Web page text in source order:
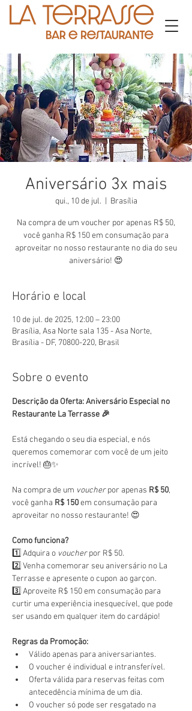
Aniversário 3x mais
qui., 10 de jul. Brasília
Na compra de um voucher por apenas R$ 50,
você ganha R$ 150 em consumação para
aproveitar no nosso restaurante no dia do seu
aniversário! 😍
Horário e local
10 de jul. de 2025, 12:00 – 23:00
Brasília, Asa Norte sala 135 - Asa Norte,
Brasília - DF, 70800-220, Brasil
Sobre o evento
Descrição da Oferta: Aniversário Especial no
Restaurante La Terrasse 🎉
Está chegando o seu dia especial, e nós
queremos comemorar com você de um jeito
incrível! 🎂✨
Na compra de um voucher por apenas R$ 50,
você ganha R$ 150 em consumação para
aproveitar no nosso restaurante! 😍
Como funciona?
1️⃣ Adquira o voucher por R$ 50.
2️⃣ Venha comemorar seu aniversário no La
Terrasse e apresente o cupon ao garçon.
3️⃣ Aproveite R$ 150 em consumação para
curtir uma experiência inesquecível, que pode
ser usando em qualquer item do cardápio!
Regras da Promoção:
Válido apenas para aniversariantes.
O voucher é individual e intransferível.
Oferta válida para reservas feitas com
antecedência mínima de um dia.
O voucher só pode ser resgatado na